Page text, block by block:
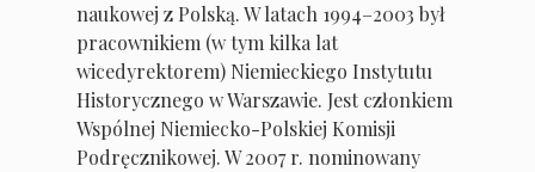
naukowej z Polską. W latach 1994–2003 był
pracownikiem (w tym kilka lat
wicedyrektorem) Niemieckiego Instytutu
Historycznego w Warszawie. Jest członkiem
Wspólnej Niemiecko-Polskiej Komisji
Podręcznikowej. W 2007 r. nominowany